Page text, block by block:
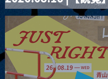
four dots vol.2